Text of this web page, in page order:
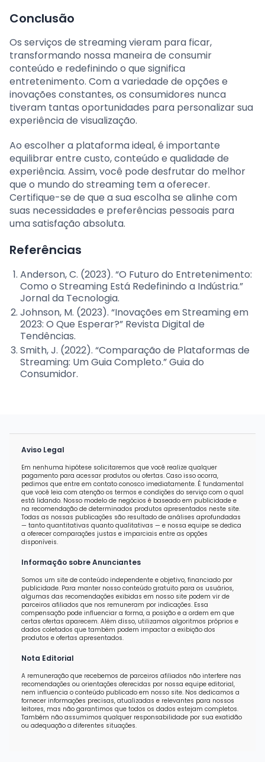
Conclusão
Os serviços de streaming vieram para ficar,
transformando nossa maneira de consumir
conteúdo e redefinindo o que significa
entretenimento. Com a variedade de opções e
inovações constantes, os consumidores nunca
tiveram tantas oportunidades para personalizar sua
experiência de visualização.
Ao escolher a plataforma ideal, é importante
equilibrar entre custo, conteúdo e qualidade de
experiência. Assim, você pode desfrutar do melhor
que o mundo do streaming tem a oferecer.
Certifique-se de que a sua escolha se alinhe com
suas necessidades e preferências pessoais para
uma satisfação absoluta.
Referências
Anderson, C. (2023). “O Futuro do Entretenimento:
Como o Streaming Está Redefinindo a Indústria.”
Jornal da Tecnologia.
Johnson, M. (2023). “Inovações em Streaming em
2023: O Que Esperar?” Revista Digital de
Tendências.
Smith, J. (2022). “Comparação de Plataformas de
Streaming: Um Guia Completo.” Guia do
Consumidor.
Aviso Legal
Em nenhuma hipótese solicitaremos que você realize qualquer
pagamento para acessar produtos ou ofertas. Caso isso ocorra,
pedimos que entre em contato conosco imediatamente. É fundamental
que você leia com atenção os termos e condições do serviço com o qual
está lidando. Nosso modelo de negócios é baseado em publicidade e
na recomendação de determinados produtos apresentados neste site.
Todas as nossas publicações são resultado de análises aprofundadas
— tanto quantitativas quanto qualitativas — e nossa equipe se dedica
a oferecer comparações justas e imparciais entre as opções
disponíveis.
Informação sobre Anunciantes
Somos um site de conteúdo independente e objetivo, financiado por
publicidade. Para manter nosso conteúdo gratuito para os usuários,
algumas das recomendações exibidas em nosso site podem vir de
parceiros afiliados que nos remuneram por indicações. Essa
compensação pode influenciar a forma, a posição e a ordem em que
certas ofertas aparecem. Além disso, utilizamos algoritmos próprios e
dados coletados que também podem impactar a exibição dos
produtos e ofertas apresentados.
Nota Editorial
A remuneração que recebemos de parceiros afiliados não interfere nas
recomendações ou orientações oferecidas por nossa equipe editorial,
nem influencia o conteúdo publicado em nosso site. Nos dedicamos a
fornecer informações precisas, atualizadas e relevantes para nossos
leitores, mas não garantimos que todos os dados estejam completos.
Também não assumimos qualquer responsabilidade por sua exatidão
ou adequação a diferentes situações.